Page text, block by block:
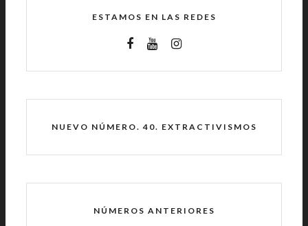
ESTAMOS EN LAS REDES
NUEVO NÚMERO. 40. EXTRACTIVISMOS
NÚMEROS ANTERIORES